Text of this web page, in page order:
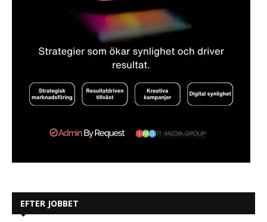
EFTER JOBBET